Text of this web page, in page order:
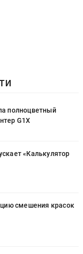
полноцветный
G1X
«Калькулятор
смешения красок